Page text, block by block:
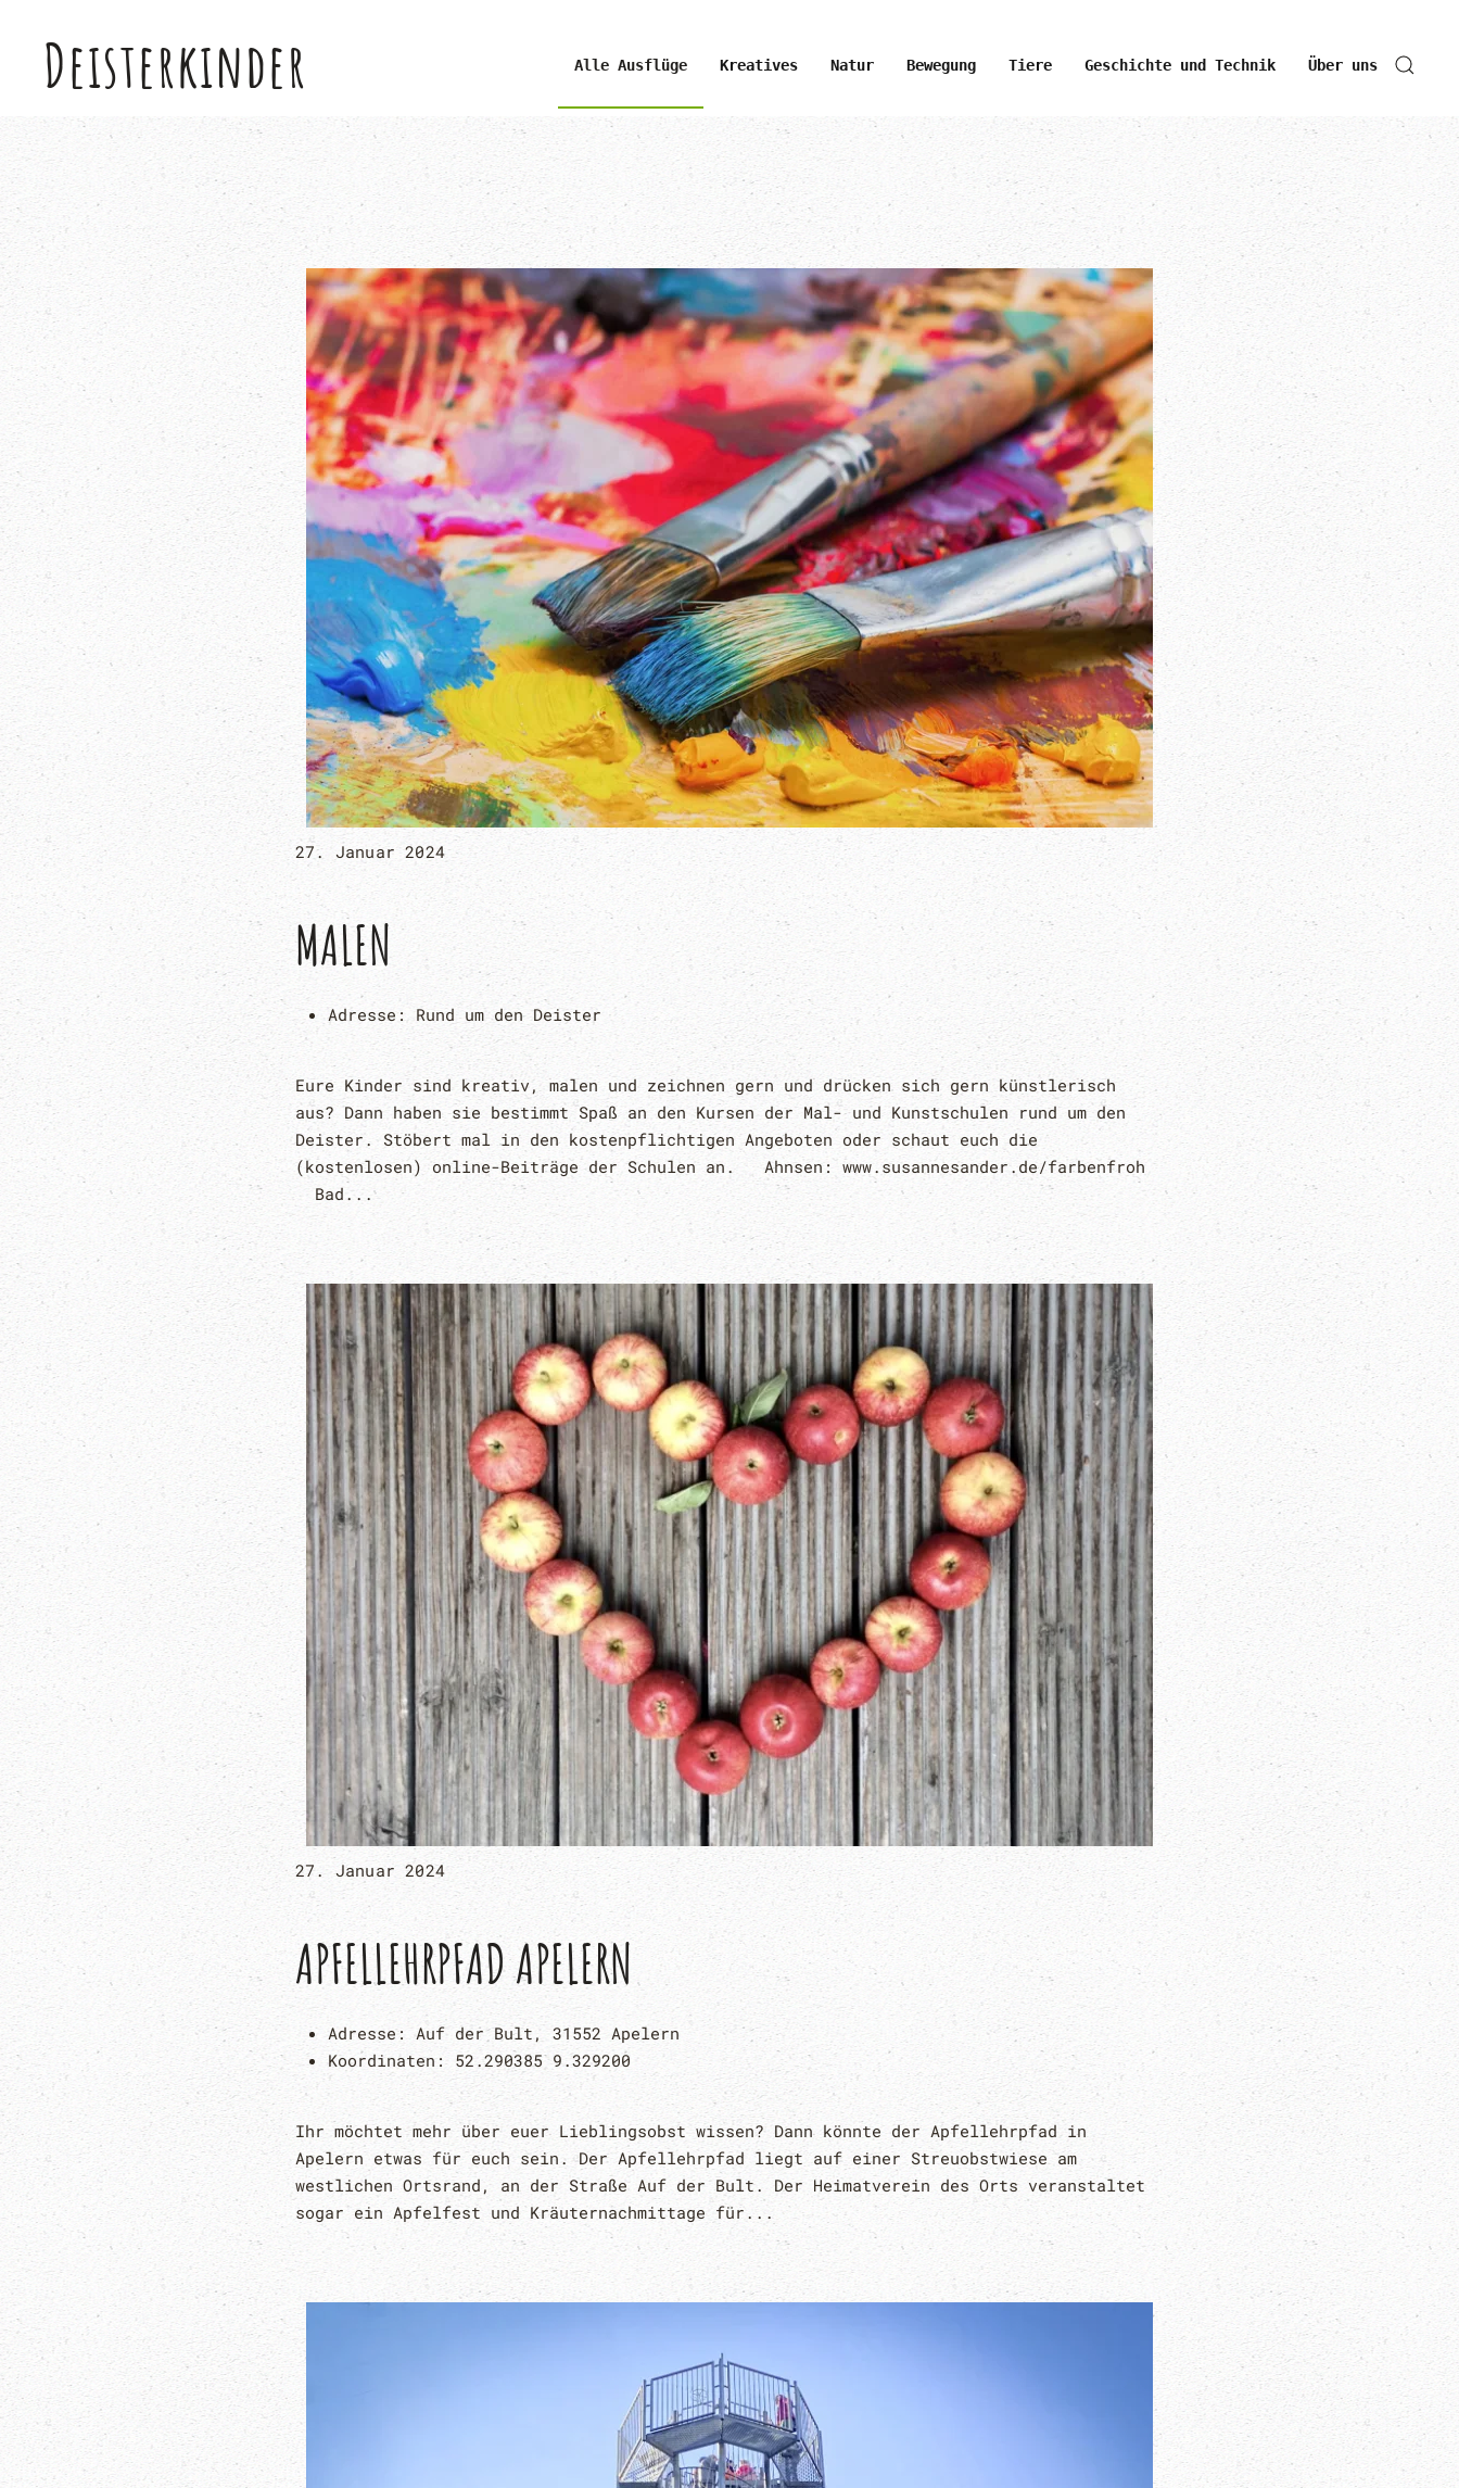
Skip to main content
Deisterkinder Alle Ausflüge Kreatives Natur Bewegung Tiere Geschichte und Technik Über uns
27. Januar 2024
MALEN
Adresse: Rund um den Deister
Eure Kinder sind kreativ, malen und zeichnen gern und drücken sich gern künstlerisch
aus? Dann haben sie bestimmt Spaß an den Kursen der Mal- und Kunstschulen rund um den
Deister. Stöbert mal in den kostenpflichtigen Angeboten oder schaut euch die
(kostenlosen) online-Beiträge der Schulen an. Ahnsen: www.susannesander.de/farbenfroh
Bad...
27. Januar 2024
APFELLEHRPFAD APELERN
Adresse:Auf der Bult, 31552 Apelern
Koordinaten: 52.290385 9.329200
Ihr möchtet mehr über euer Lieblingsobst wissen? Dann könnte der Apfellehrpfad in
Apelern etwas für euch sein. Der Apfellehrpfad liegt auf einer Streuobstwiese am
westlichen Ortsrand, an der Straße Auf der Bult. Der Heimatverein des Orts veranstaltet
sogar ein Apfelfest und Kräuternachmittage für...